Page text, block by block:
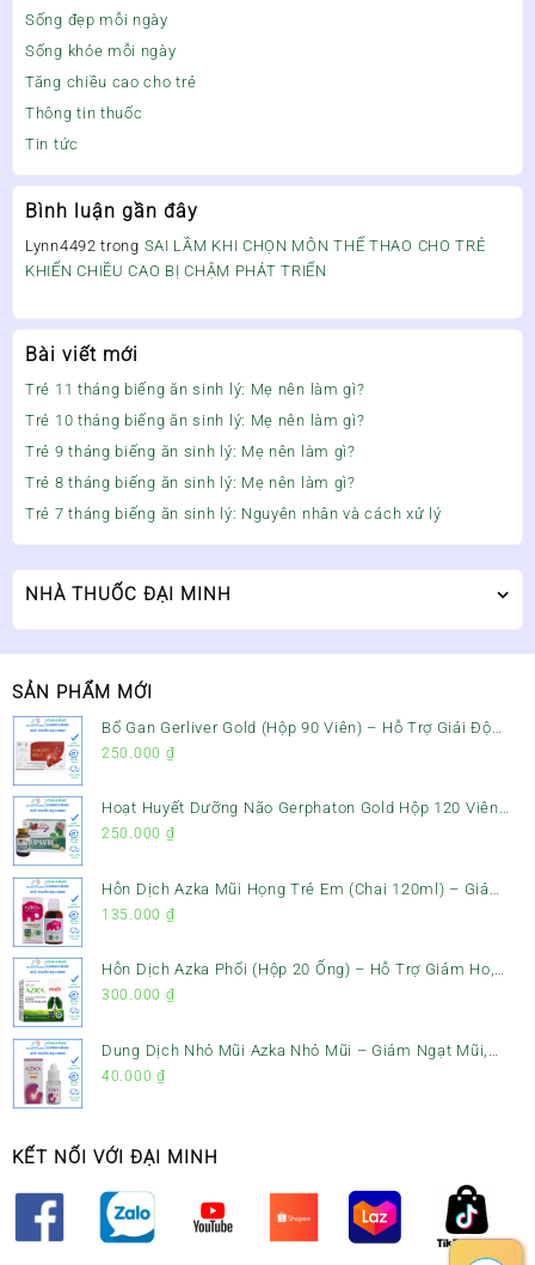
Sống đẹp mỗi ngày
Sống khỏe mỗi ngày
Tăng chiều cao cho trẻ
Thông tin thuốc
Tin tức
Bình luận gần đây
Lynn4492 trong SAI LẦM KHI CHỌN MÔN THỂ THAO CHO TRẺ
KHIẾN CHIỀU CAO BỊ CHẬM PHÁT TRIỂN
Bài viết mới
Trẻ 11 tháng biếng ăn sinh lý: Mẹ nên làm gì?
Trẻ 10 tháng biếng ăn sinh lý: Mẹ nên làm gì?
Trẻ 9 tháng biếng ăn sinh lý: Mẹ nên làm gì?
Trẻ 8 tháng biếng ăn sinh lý: Mẹ nên làm gì?
Trẻ 7 tháng biếng ăn sinh lý: Nguyên nhân và cách xử lý
NHÀ THUỐC ĐẠI MINH
SẢN PHẨM MỚI
Bổ Gan Gerliver Gold (Hộp 90 Viên) – Hỗ Trợ Giải Độc
Gan, Mát Gan & Bảo Vệ Gan
250.000 ₫
Hoạt Huyết Dưỡng Não Gerphaton Gold Hộp 120 Viên
– Giảm Đau Đầu, Hoa Mắt, Chóng Mặt & Rối Loạn Tiền
250.000 ₫
Hỗn Dịch Azka Mũi Họng Trẻ Em (Chai 120ml) – Giảm
Ho, Tiêu Đờm & Đau Rát Họng
135.000 ₫
Hỗn Dịch Azka Phổi (Hộp 20 Ống) – Hỗ Trợ Giảm Ho,
Tiêu Đờm & Bổ Phổi
300.000 ₫
Dung Dịch Nhỏ Mũi Azka Nhỏ Mũi – Giảm Ngạt Mũi,
Sổ Mũi Cho Trẻ Sơ Sinh
40.000 ₫
KẾT NỐI VỚI ĐẠI MINH